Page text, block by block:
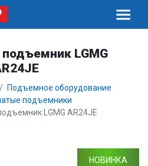
LGMG
Подъемное оборудование
подъемники
LGMG AR24JE
НОВИНКА